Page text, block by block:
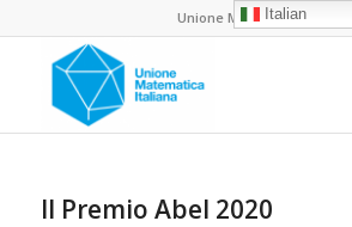
Unione Matematica Italiana
Il Premio Abel 2020
Italian